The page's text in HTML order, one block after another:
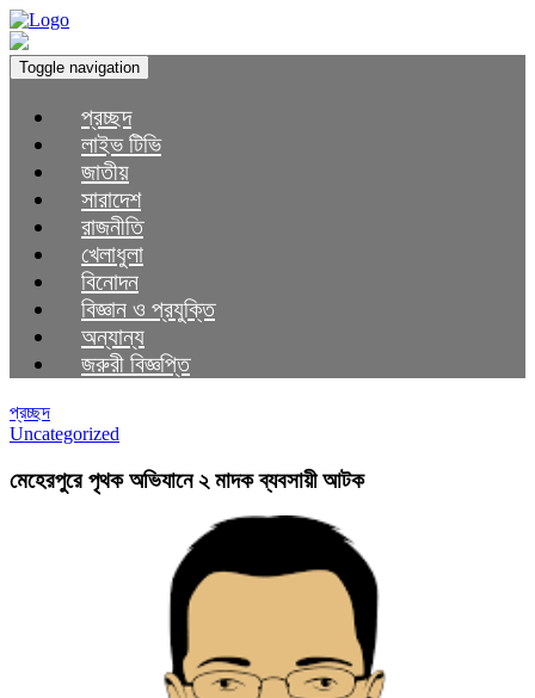
Toggle navigation
প্রচ্ছদ
লাইভ টিভি
জাতীয়
সারাদেশ
রাজনীতি
খেলাধুলা
বিনোদন
বিজ্ঞান ও প্রযুক্তি
অন্যান্য
জরুরী বিজ্ঞপ্তি
প্রচ্ছদ
Uncategorized
মেহেরপুরে পৃথক অভিযানে ২ মাদক ব্যবসায়ী আটক